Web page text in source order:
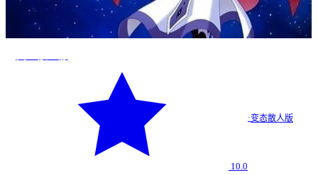
10.0
·变态散人版